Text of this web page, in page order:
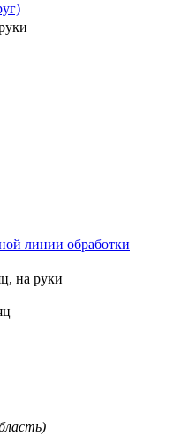
линии обработки
на руки